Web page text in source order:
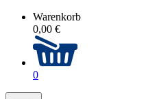
Warenkorb
0,00 €
0